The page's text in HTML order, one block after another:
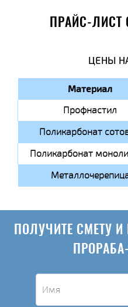
ПРАЙС-
ЦЕНЫ
Материал
Профнастил
Поликарбонат
Поликарбонат
ПОЛУЧИТЕ СМЕТУ